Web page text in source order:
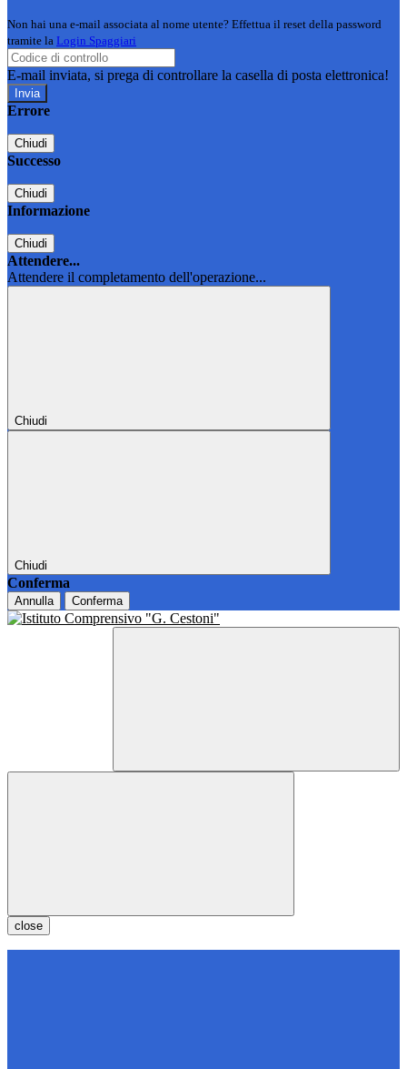
Non hai una e-mail associata al nome utente? Effettua il reset della password
tramite la Login Spaggiari
E-mail inviata, si prega di controllare la casella di posta elettronica!
Errore
Chiudi
Successo
Chiudi
Informazione
Chiudi
Attendere...
Attendere il completamento dell'operazione...
Chiudi
Chiudi
Conferma
Annulla Conferma
close